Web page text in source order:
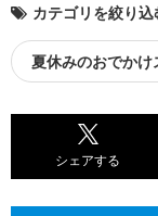
カテゴリを絞り込
夏休みのおでかけ
シェアする